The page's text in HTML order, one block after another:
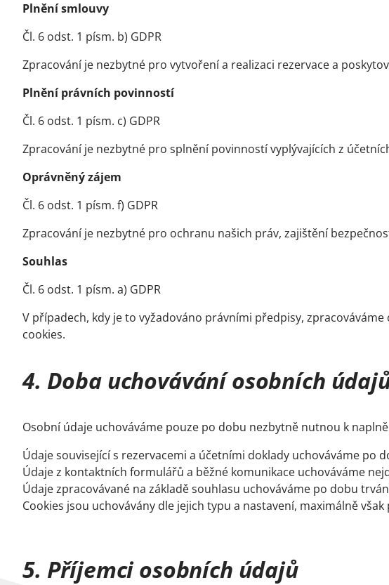
Plnění smlouvy
Čl. 6 odst. 1 písm. b) GDPR
Zpracování je nezbytné pro vytvoření a realizaci rezervace a
Plnění právních povinností
Čl. 6 odst. 1 písm. c) GDPR
Zpracování je nezbytné pro splnění povinností vyplývajících z
Oprávněný zájem
Čl. 6 odst. 1 písm. f) GDPR
Zpracování je nezbytné pro ochranu našich práv, zajištění
Souhlas
Čl. 6 odst. 1 písm. a) GDPR
V případech, kdy je to vyžadováno právními předpisy,
cookies.
4. Doba uchovávání osobních
Osobní údaje uchováváme pouze po dobu nezbytně nutnou k
Údaje související s rezervacemi a účetními doklady uchováváme po
Údaje z kontaktních formulářů a běžné komunikace uchováváme
Údaje zpracovávané na základě souhlasu uchováváme po dobu
Cookies jsou uchovávány dle jejich typu a nastavení, maximálně
5. Příjemci osobních údajů